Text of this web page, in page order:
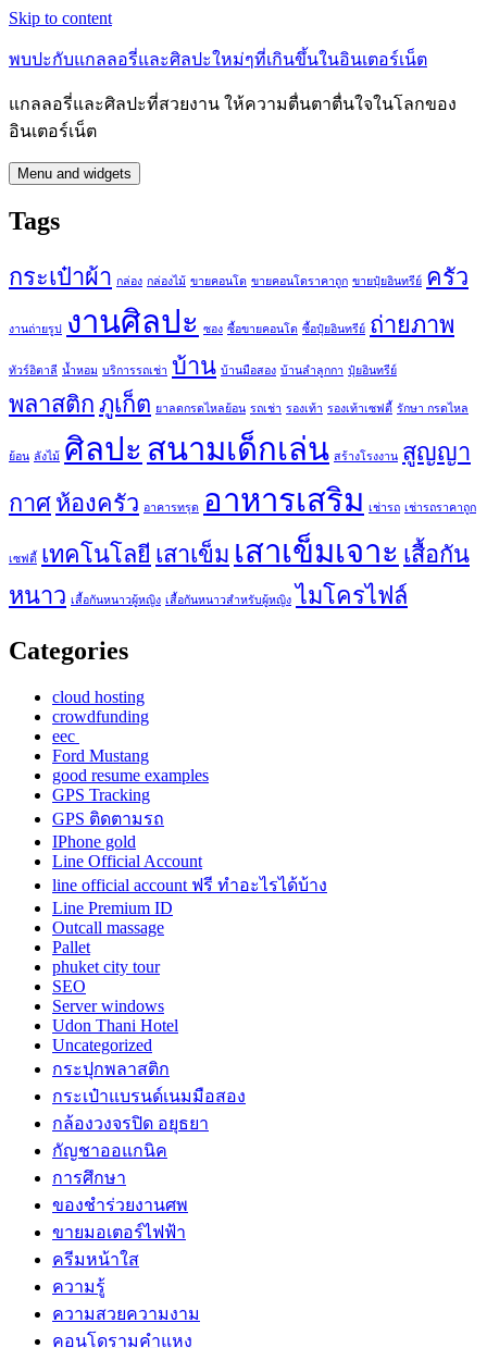
Skip to content
พบปะกับแกลลอรี่และศิลปะใหม่ๆที่เกินขึ้นในอินเตอร์เน็ต
แกลลอรี่และศิลปะที่สวยงาน ให้ความตื่นตาตื่นใจในโลกของ
อินเตอร์เน็ต
Menu and widgets
Tags
กระเป๋าผ้า กล่อง กล่องไม้ ขายคอนโด ขายคอนโดราคาถูก ขายปุ๋ยอินทรีย์ ครัว
งานถ่ายรูป งานศิลปะ ซอง ซื้อขายคอนโด ซื้อปุ๋ยอินทรีย์ ถ่ายภาพ
ทัวร์อิตาลี น้ำหอม บริการรถเช่า บ้าน บ้านมือสอง บ้านลำลูกกา ปุ๋ยอินทรีย์
พลาสติก ภูเก็ต ยาลดกรดไหลย้อน รถเช่า รองเท้า รองเท้าเซฟตี้ รักษา กรดไหล
ย้อน ลังไม้ ศิลปะ สนามเด็กเล่น สร้างโรงงาน สูญญา
กาศ ห้องครัว อาคารทรุด อาหารเสริม เช่ารถ เช่ารถราคาถูก
เซฟตี้ เทคโนโลยี เสาเข็ม เสาเข็มเจาะ เสื้อกัน
หนาว เสื้อกันหนาวผู้หญิง เสื้อกันหนาวสำหรับผู้หญิง ไมโครไฟล์
Categories
cloud hosting
crowdfunding
eec
Ford Mustang
good resume examples
GPS Tracking
GPS ติดตามรถ
IPhone gold
Line Official Account
line official account ฟรี ทําอะไรได้บ้าง
Line Premium ID
Outcall massage
Pallet
phuket city tour
SEO
Server windows
Udon Thani Hotel
Uncategorized
กระปุกพลาสติก
กระเป๋าแบรนด์เนมมือสอง
กล้องวงจรปิด อยุธยา
กัญชาออแกนิค
การศึกษา
ของชำร่วยงานศพ
ขายมอเตอร์ไฟฟ้า
ครีมหน้าใส
ความรู้
ความสวยความงาม
คอนโดรามคำแหง